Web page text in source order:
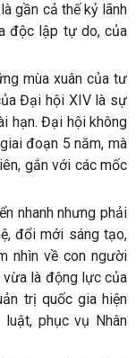
gần cả thế kỷ lãnh
độc lập tự do, của
mùa xuân của tư
Đại hội XIV là sự
hạn. Đại hội không
đoạn 5 năm, mà
gắn với các mốc
nhanh nhưng phải
đổi mới sáng tạo,
nhìn về con người
vừa là động lực của
trị quốc gia hiện
phục vụ Nhân